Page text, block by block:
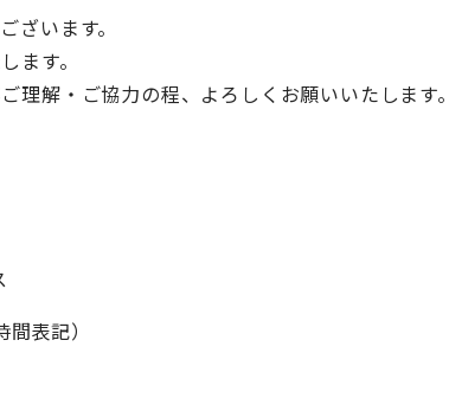
ざいます。
ます。
理解・ご協力の程、よろしくお願いいたします
表記）